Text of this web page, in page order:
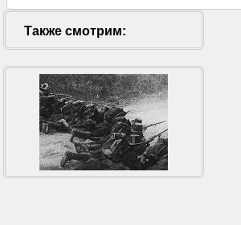
Также смотрим: